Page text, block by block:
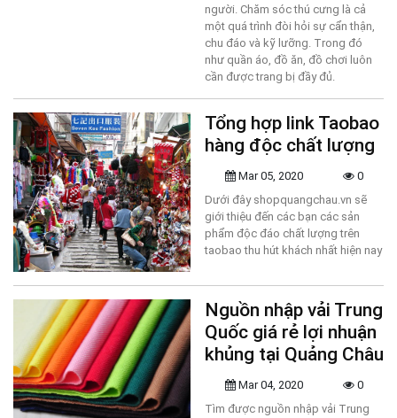
người. Chăm sóc thú cưng là cả
một quá trình đòi hỏi sự cẩn thận,
chu đáo và kỹ lưỡng. Trong đó
như quần áo, đồ ăn, đồ chơi luôn
cần được trang bị đầy đủ.
Tổng hợp link Taobao
hàng độc chất lượng
Mar 05, 2020
0
Dưới đây shopquangchau.vn sẽ
giới thiệu đến các bạn các sản
phẩm độc đáo chất lượng trên
taobao thu hút khách nhất hiện nay
Nguồn nhập vải Trung
Quốc giá rẻ lợi nhuận
khủng tại Quảng Châu
Mar 04, 2020
0
Tìm được nguồn nhập vải Trung